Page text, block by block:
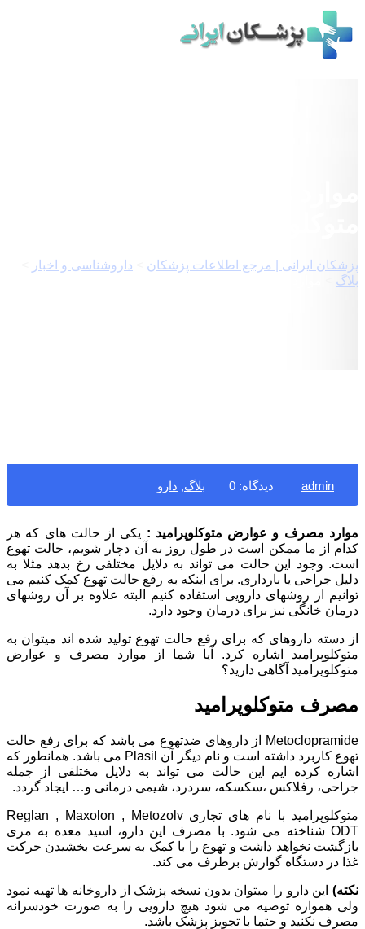
Skip
to
content
پزشکان ایرانی | مرجع اطلاعات پزشکان داروشناسی و اخبار
بلاگ
admin دیدگاه: 0 بلاگ, دارو
موارد مصرف و عوارض متوکلوپرامید : یکی از حالت های که هر
کدام از ما ممکن است در طول روز به آن دچار شویم، حالت تهوع
است. وجود این حالت می تواند به دلایل مختلفی رخ بدهد مثلا به
دلیل جراحی یا بارداری. برای اینکه به رفع حالت تهوع کمک کنیم می
توانیم از روشهای دارویی استفاده کنیم البته علاوه بر آن روشهای
درمان خانگی نیز برای درمان وجود دارد.
از دسته داروهای که برای رفع حالت تهوع تولید شده اند میتوان به
متوکلوپرامید اشاره کرد. آیا شما از موارد مصرف و عوارض
متوکلوپرامید آگاهی دارید؟
مصرف متوکلوپرامید
Metoclopramide از داروهای ضدتهوع می باشد که برای رفع حالت
تهوع کاربرد داشته است و نام دیگر آن Plasil می باشد. همانطور که
اشاره کرده ایم این حالت می تواند به دلایل مختلفی از جمله
جراحی، رفلاکس ،سکسکه، سردرد، شیمی درمانی و… ایجاد گردد.
متوکلوپرامید با نام های تجاری Reglan , Maxolon , Metozolv
ODT شناخته می شود. با مصرف این دارو، اسید معده به مری
بازگشت نخواهد داشت و تهوع را با کمک به سرعت بخشیدن حرکت
غذا در دستگاه گوارش برطرف می کند.
نکته) این دارو را میتوان بدون نسخه پزشک از داروخانه ها تهیه نمود
ولی همواره توصیه می شود هیچ دارویی را به صورت خودسرانه
مصرف نکنید و حتما با تجویز پزشک باشد.